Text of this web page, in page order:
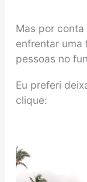
Mas por
enfrentar uma
pessoas no
Eu preferi
clique: